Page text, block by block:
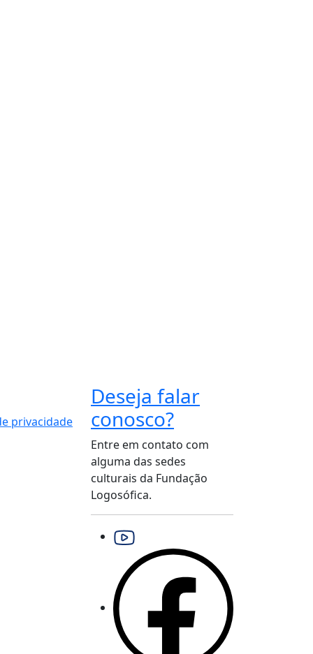
privacidade
Deseja falar
conosco?
Entre em contato com
alguma das sedes
culturais da Fundação
Logosófica.